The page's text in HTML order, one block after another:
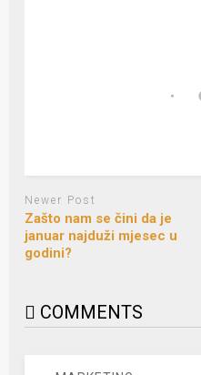
Newer Post
Zašto nam se čini da je
januar najduži mjesec u
godini?
COMMENTS